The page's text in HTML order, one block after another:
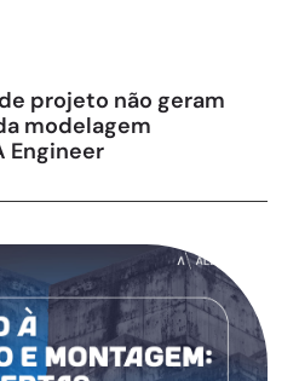
projeto não geram
modelagem
Engineer